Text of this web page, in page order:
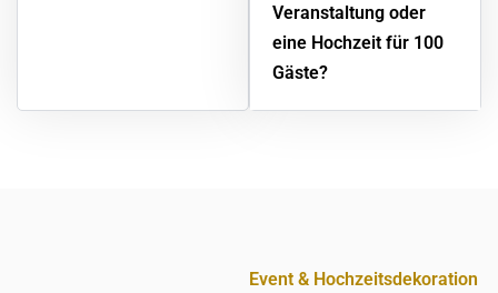
Veranstaltung oder
eine Hochzeit für 100
Gäste?
Event & Hochzeitsdekoration